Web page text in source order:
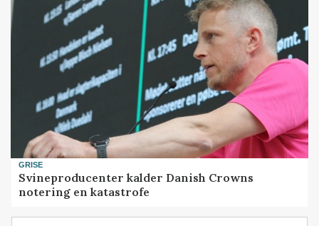
GRISE
Svineproducenter kalder Danish Crowns
notering en katastrofe